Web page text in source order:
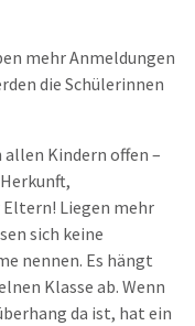
mehr Anmeldungen
die Schülerinnen
Kindern offen –
Eltern! Liegen mehr
sich keine
nennen. Es hängt
Klasse ab. Wenn
da ist, hat ein